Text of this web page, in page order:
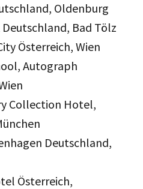
Oldenburg
Deutschland, Bad Tölz
Österreich, Wien
Autograph
Collection Hotel,
Deutschland,
Österreich,